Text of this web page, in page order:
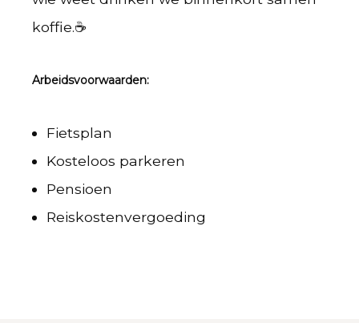
koffie.☕
Arbeidsvoorwaarden:
Fietsplan
Kosteloos parkeren
Pensioen
Reiskostenvergoeding